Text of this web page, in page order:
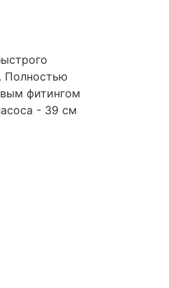
Полностью
фитингом
- 39 см